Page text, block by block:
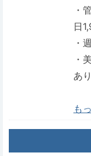
・
日
・
・
あり
も